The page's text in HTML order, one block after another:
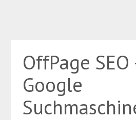
OffPage SEO
Google